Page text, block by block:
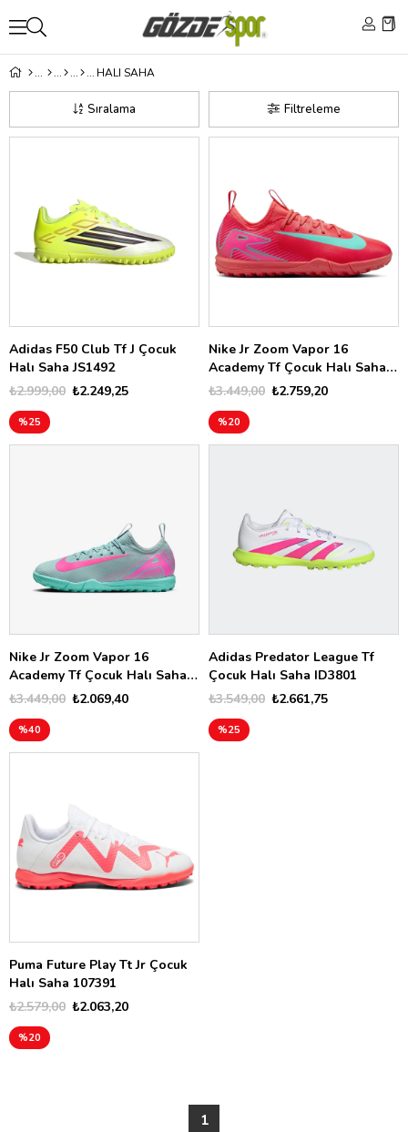
HALI SAHA
Filtreleme
Sıralama
Adidas F50 Club Tf J Çocuk
Halı Saha JS1492
₺2.249,25
₺2.999,00
%25
Nike Jr Zoom Vapor 16
Academy Tf Çocuk Halı Saha
FQ8284
₺2.759,20
₺3.449,00
%20
Nike Jr Zoom Vapor 16
Academy Tf Çocuk Halı Saha
FQ8284
₺2.069,40
₺3.449,00
%40
Adidas Predator League Tf
Çocuk Halı Saha ID3801
₺2.661,75
₺3.549,00
%25
Puma Future Play Tt Jr Çocuk
Halı Saha 107391
₺2.063,20
₺2.579,00
%20
1